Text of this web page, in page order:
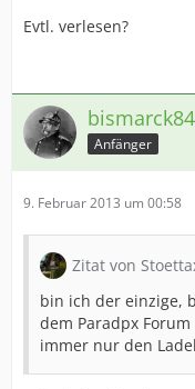
Evtl. verlesen?
bismarck84
Anfänger
9. Februar 2013 um 00:58
Zitat von
bin ich der einzige,
dem Paradpx
immer nur den